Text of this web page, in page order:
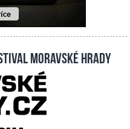
Moravské hrady